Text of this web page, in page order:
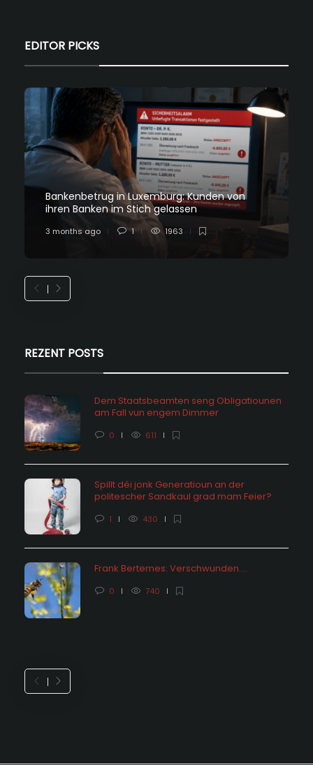
EDITOR PICKS
Bankenbetrug in Luxemburg: Kunden von
ihren Banken im Stich gelassen
3 months ago 1 1963
REZENT POSTS
Dem Staatsbeamten seng Obligatiounen
am Fall vun engem Dimmer
0 611
Spillt déi jonk Generatioun an der
politescher Sandkaul grad mam Feier?
1 430
Frank Bertemes: Verschwunden….
0 740